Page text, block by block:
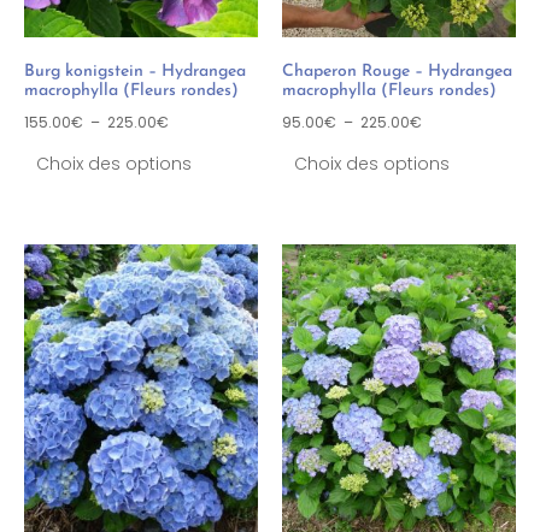
Burg konigstein – Hydrangea
macrophylla (Fleurs rondes)
155.00€ – 225.00€
Choix des options
Chaperon Rouge – Hydrangea
macrophylla (Fleurs rondes)
95.00€ – 225.00€
Choix des options